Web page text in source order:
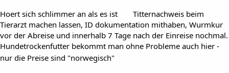
Hoert sich schlimmer an als es ist
Titternachweis beim
Tierarzt machen lassen, ID dokumentation mithaben, Wurmkur
vor der Abreise und innerhalb 7 Tage nach der Einreise nochmal.
Hundetrockenfutter bekommt man ohne Probleme auch hier -
nur die Preise sind "norwegisch"